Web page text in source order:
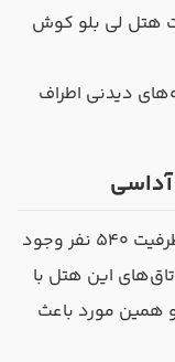
هتل لی بلو کوش
دیدنی اطراف
در هتل لی بلو کوش آداسی ۲۶۳ اتاق با ظرفیت ۵۴۰ نفر وجود
اتاق‌های این هتل با
همین مورد باعث